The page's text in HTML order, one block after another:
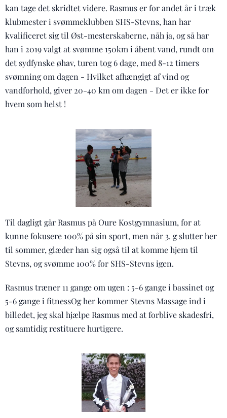
kan tage det skridtet videre. Rasmus er for andet år i træk
klubmester i svømmeklubben SHS-Stevns, han har
kvalificeret sig til Øst-mesterskaberne, nåh ja, og så har
han i 2019 valgt at svømme 150km i åbent vand, rundt om
det sydfynske øhav, turen tog 6 dage, med 8-12 timers
svømning om dagen - Hvilket afhængigt af vind og
vandforhold, giver 20-40 km om dagen - Det er ikke for
hvem som helst !
Til dagligt går Rasmus på Oure Kostgymnasium, for at
kunne fokusere 100% på sin sport, men når 3. g slutter her
til sommer, glæder han sig også til at komme hjem til
Stevns, og svømme 100% for SHS-Stevns igen.
Rasmus træner 11 gange om ugen : 5-6 gange i bassinet og
5-6 gange i fitnessOg her kommer Stevns Massage ind i
billedet, jeg skal hjælpe Rasmus med at forblive skadesfri,
og samtidig restituere hurtigere.